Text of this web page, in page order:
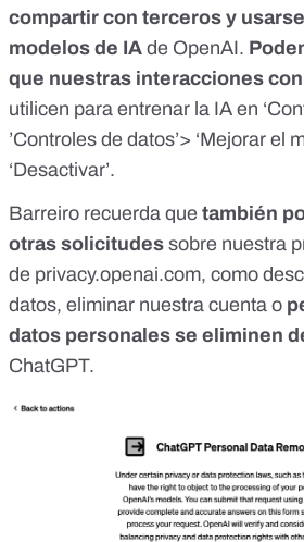
compartir con terceros y
modelos de IA de OpenAI.
que nuestras interacciones con
utilicen para entrenar la IA en
’Controles de datos’> ‘Mejorar el
‘Desactivar’.
Barreiro recuerda que también
otras solicitudes sobre nuestra
de privacy.openai.com, como
datos, eliminar nuestra cuenta o
datos personales se eliminen
ChatGPT.